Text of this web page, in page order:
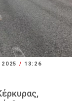
/ 13:26